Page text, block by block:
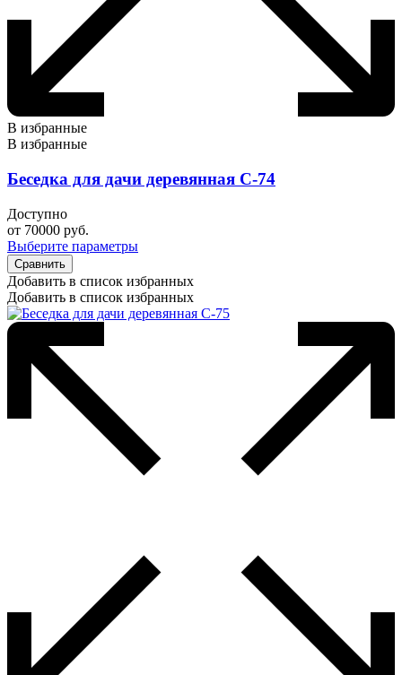
В избранные
В избранные
Беседка для дачи деревянная С-74
Доступно
от 70000 руб.
Выберите параметры
Сравнить
Добавить в список избранных
Добавить в список избранных